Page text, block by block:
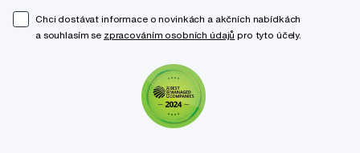
Chci dostávat informace o novinkách a akčních nabídkách
a souhlasím se zpracováním osobních údajů pro tyto účely.